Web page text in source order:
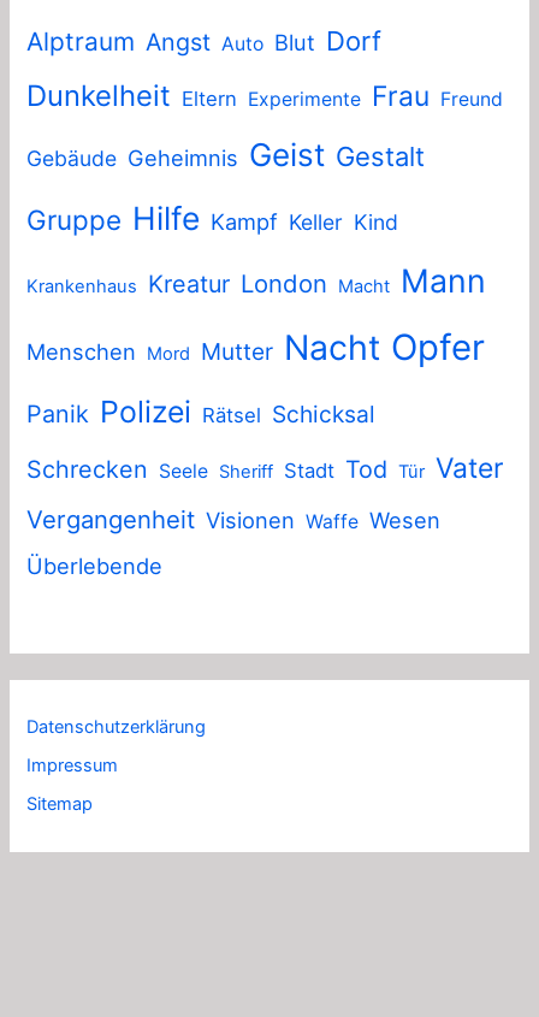
Alptraum Angst Auto Blut Dorf
Dunkelheit Eltern Experimente Frau Freund
Gebäude Geheimnis Geist Gestalt
Gruppe Hilfe Kampf Keller Kind
Krankenhaus Kreatur London Macht Mann
Menschen Mord Mutter Nacht Opfer
Panik Polizei Rätsel Schicksal
Schrecken
Seele Sheriff Stadt Tod Tür Vater
Vergangenheit Visionen Waffe Wesen
Überlebende
Datenschutzerklärung
Impressum
Sitemap